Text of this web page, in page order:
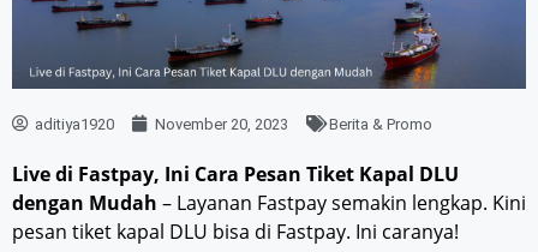
aditiya1920 November 20, 2023 Berita & Promo
Live di Fastpay, Ini Cara Pesan Tiket Kapal DLU
dengan Mudah – Layanan Fastpay semakin lengkap. Kini
pesan tiket kapal DLU bisa di Fastpay. Ini caranya!